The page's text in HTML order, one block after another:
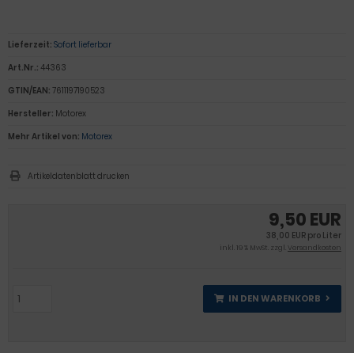
9,50 EUR
38,00 EUR pro Liter
inkl. 19 % MwSt. zzgl.Versandkosten
IN DEN WARENKORB
Lieferzeit: Sofort lieferbar
Art.Nr.: 44363
GTIN/EAN: 7611197190523
Hersteller: Motorex
Mehr Artikel von: Motorex
Artikeldatenblatt drucken